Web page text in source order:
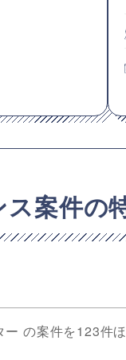
案件の
の案件を123件